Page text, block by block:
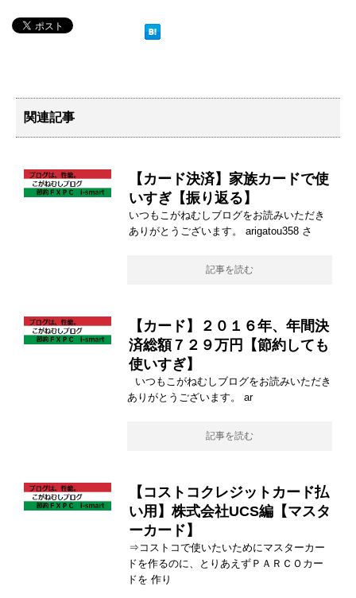
関連記事
【カード決済】家族カードで使
いすぎ【振り返る】
いつもこがねむしブログをお読みいただき
ありがとうございます。 arigatou358 さ
記事を読む
【カード】２０１６年、年間決
済総額７２９万円【節約しても
使いすぎ】
いつもこがねむしブログをお読みいただき
ありがとうございます。 ar
記事を読む
【コストコクレジットカード払
い用】株式会社UCS編【マスタ
ーカード】
⇒コストコで使いたいためにマスターカー
ドを作るのに、とりあえずＰＡＲＣＯカー
ドを 作り